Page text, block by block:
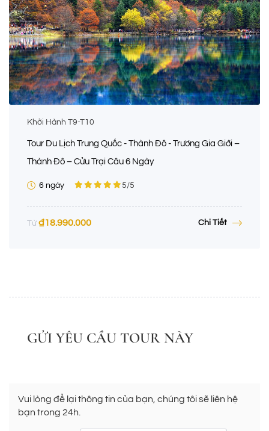
Khởi Hành T9-T10
Tour Du Lịch Trung Quốc - Thành Đô - Trương Gia Giới –
Thành Đô – Cửu Trại Câu 6 Ngày
6 ngày 5/5
Từ ₫18.990.000 Chi Tiết
GỬI YÊU CẦU TOUR NÀY
Vui lòng để lại thông tin của bạn, chúng tôi sẽ liên hệ
bạn trong 24h.